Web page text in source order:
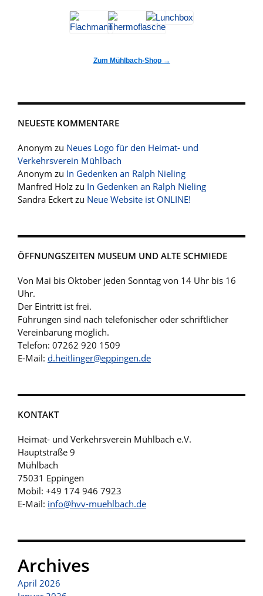
Zum Mühlbach-Shop →
NEUESTE KOMMENTARE
Anonym zu Neues Logo für den Heimat- und
Verkehrsverein Mühlbach
Anonym zu In Gedenken an Ralph Nieling
Manfred Holz zu In Gedenken an Ralph Nieling
Sandra Eckert zu Neue Website ist ONLINE!
ÖFFNUNGSZEITEN MUSEUM UND ALTE SCHMIEDE
Von Mai bis Oktober jeden Sonntag von 14 Uhr bis 16
Uhr.
Der Eintritt ist frei.
Führungen sind nach telefonischer oder schriftlicher
Vereinbarung möglich.
Telefon: 07262 920 1509
E-Mail: d.heitlinger@eppingen.de
KONTAKT
Heimat- und Verkehrsverein Mühlbach e.V.
Hauptstraße 9
Mühlbach
75031 Eppingen
Mobil: +49 174 946 7923
E-Mail: info@hvv-muehlbach.de
Archives
April 2026